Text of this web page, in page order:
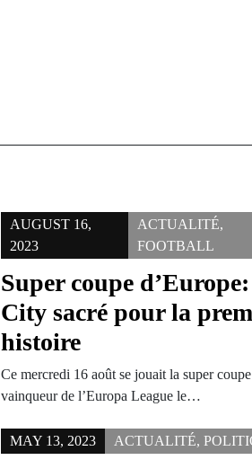
AUGUST 16,
2023
ACTUALITÉ,
FOOTBALL
Super coupe
City sacré pour la
histoire
Ce mercredi 16 août se jouait la super
vainqueur de l’Europa League le…
MAY 13, 2023 ACTUALITÉ,